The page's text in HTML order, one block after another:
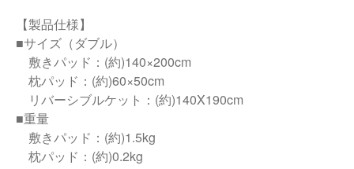
【製品仕様】
■サイズ（ダブル）
敷きパッド：(約)140×200cm
枕パッド：(約)60×50cm
リバーシブルケット：(約)140X190cm
■重量
敷きパッド：(約)1.5kg
枕パッド：(約)0.2kg